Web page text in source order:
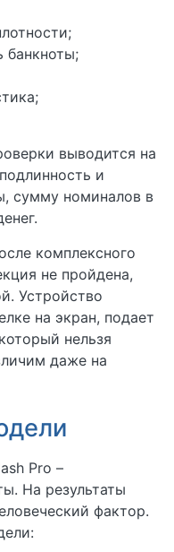
банкноты;
выводится на
и
сумму номиналов в
комплексного
не пройдена,
Устройство
на экран, подает
нельзя
даже на
Pro –
На результаты
фактор.